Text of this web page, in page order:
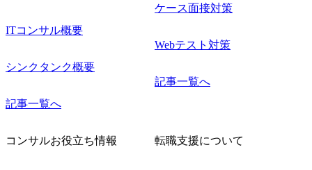
ITコンサル概要
シンクタンク概要
記事一覧へ
ケース面接対策
Webテスト対策
記事一覧へ
コンサルお役立ち情報 転職支援について